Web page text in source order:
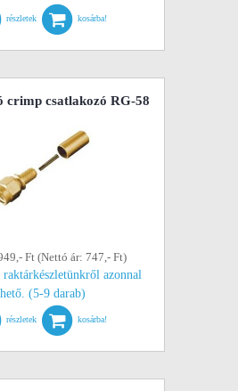
részletek kosárba!
crimp csatlakozó RG-58
Ft (Nettó ár: 747,- Ft)
azonnal
(5-9 darab)
részletek kosárba!